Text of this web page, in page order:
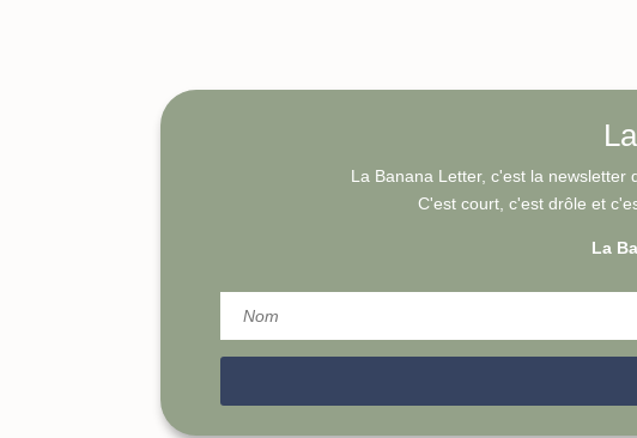
La Banana Letter, c'est la
C'est court, c'est drôle et
La